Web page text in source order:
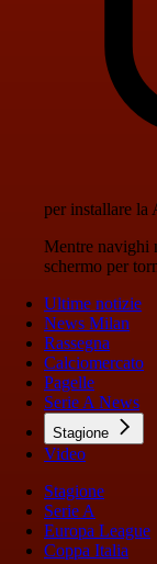
per installare la
Mentre navighi
schermo per
Ultime notizie
News Milan
Rassegna
Calciomercato
Pagelle
Serie A News
Stagione
Video
Stagione
Serie A
Europa League
Coppa Italia